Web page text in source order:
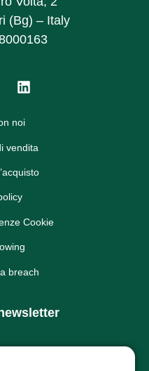
(Bg) – Italy
noi
vendita
Cookie
breach